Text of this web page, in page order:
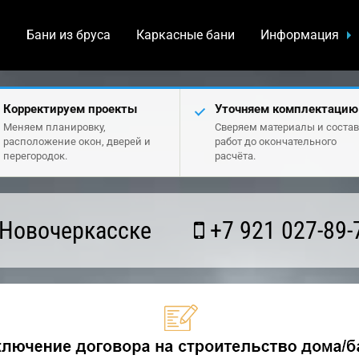
Бани из бруса Каркасные бани Информация
Корректируем проекты
Меняем планировку,
расположение окон, дверей и
перегородок.
Уточняем комплектацию
Сверяем материалы и состав
работ до окончательного
расчёта.
+7 921 027-89-